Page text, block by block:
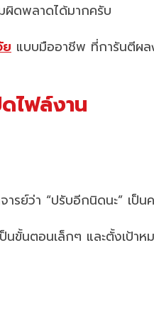
ผิดพลาดได้มากครับ
ย แบบมืออาชีพ ที่การันตีผล
ไฟล์งาน
ย์ว่า “ปรับอีกนิดนะ” เป็
ขั้นตอนเล็กๆ และตั้งเป้า